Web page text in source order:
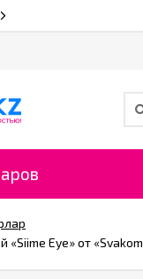
«Siime Eye» от